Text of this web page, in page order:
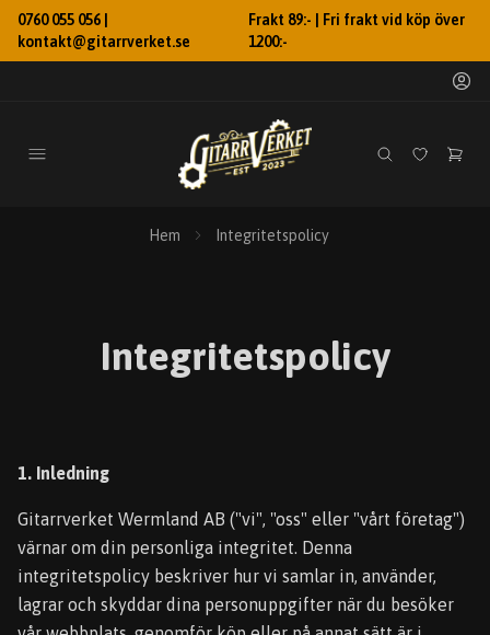
0760 055 056 |
kontakt@gitarrverket.se
Frakt 89:- | Fri frakt vid köp över
1200:-
Hem Integritetspolicy
Integritetspolicy
1. Inledning
Gitarrverket Wermland AB ("vi", "oss" eller "vårt företag")
värnar om din personliga integritet. Denna
integritetspolicy beskriver hur vi samlar in, använder,
lagrar och skyddar dina personuppgifter när du besöker